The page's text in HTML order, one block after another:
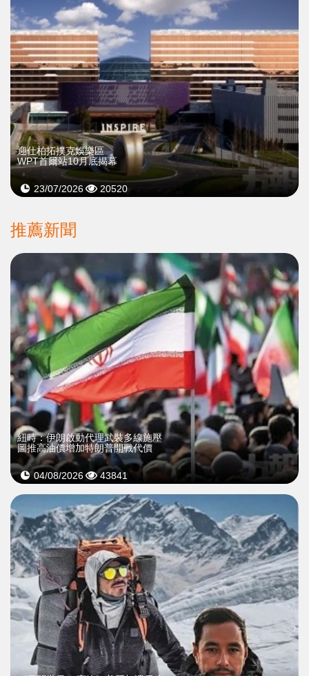
迎仕柏拓撲克娛樂區
WPT首爾站10月底揭幕
23/07/2026 20520
推薦新聞
紐時：伊朗啟動代理武裝多線施壓
圖推高油價增加特朗普開戰代價
04/08/2026 43841